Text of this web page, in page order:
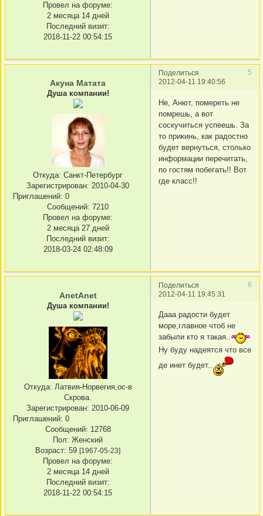
Провел на форуме:
2 месяца 14 дней
Последний визит:
2018-11-22 00:54:15
Поделиться
5
2012-04-11 19:40:56
Акуна Матата
Душа компании!
Откуда: Санкт-Петербург
Зарегистрирован: 2010-04-30
Приглашений: 0
Сообщений: 7210
Провел на форуме:
2 месяца 27 дней
Последний визит:
2018-03-24 02:48:09
Не, Анют, помереть не
помрешь, а вот
соскучиться успеешь. За
то прикинь, как радостно
будет вернуться, столько
информации перечитать,
по гостям побегать!! Вот
где класс!!
Поделиться
6
2012-04-11 19:45:31
AnetAnet
Душа компании!
Откуда: Латвия-Норвегия,ос-в
Скрова.
Зарегистрирован: 2010-06-09
Приглашений: 0
Сообщений: 12768
Пол: Женский
Возраст: 59 [1967-05-23]
Провел на форуме:
2 месяца 14 дней
Последний визит:
2018-11-22 00:54:15
Дааа радости будет
море,главное чтоб не
забыли кто я такая..
Ну буду надеятся что все
де инет будет..